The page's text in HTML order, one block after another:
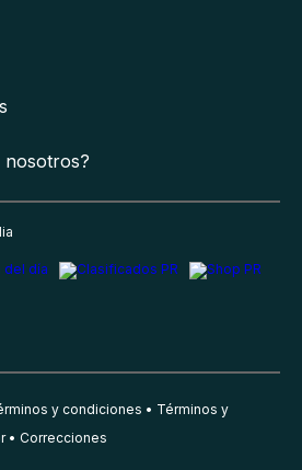
y condiciones
Términos y
Correcciones